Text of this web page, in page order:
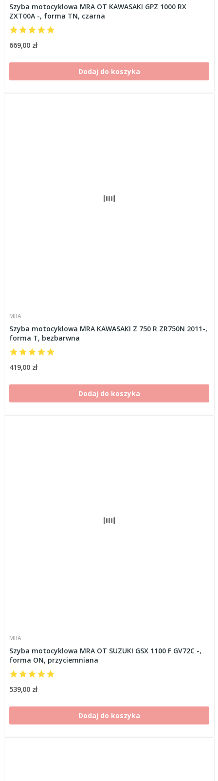
Szyba motocyklowa MRA OT KAWASAKI GPZ 1000 RX
ZXT00A -, forma TN, czarna
669,00 zł
Dodaj do koszyka
MRA
Szyba motocyklowa MRA KAWASAKI Z 750 R ZR750N 2011-,
forma T, bezbarwna
419,00 zł
Dodaj do koszyka
MRA
Szyba motocyklowa MRA OT SUZUKI GSX 1100 F GV72C -,
forma ON, przyciemniana
539,00 zł
Dodaj do koszyka